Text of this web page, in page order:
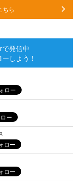
ちら
で発信中
しよう！